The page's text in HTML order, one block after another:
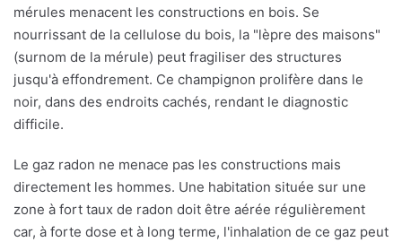
mérules menacent les constructions en bois. Se
nourrissant de la cellulose du bois, la "lèpre des maisons"
(surnom de la mérule) peut fragiliser des structures
jusqu'à effondrement. Ce champignon prolifère dans le
noir, dans des endroits cachés, rendant le diagnostic
difficile.
Le gaz radon ne menace pas les constructions mais
directement les hommes. Une habitation située sur une
zone à fort taux de radon doit être aérée régulièrement
car, à forte dose et à long terme, l'inhalation de ce gaz peut